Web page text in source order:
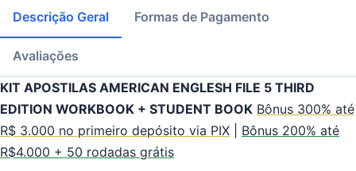
Descrição Geral Formas de Pagamento
Avaliações
KIT APOSTILAS AMERICAN ENGLESH FILE 5 THIRD
EDITION WORKBOOK + STUDENT BOOK Bônus 300% até
R$ 3.000 no primeiro depósito via PIX
Bônus 200% até
R$4.000 + 50 rodadas grátis